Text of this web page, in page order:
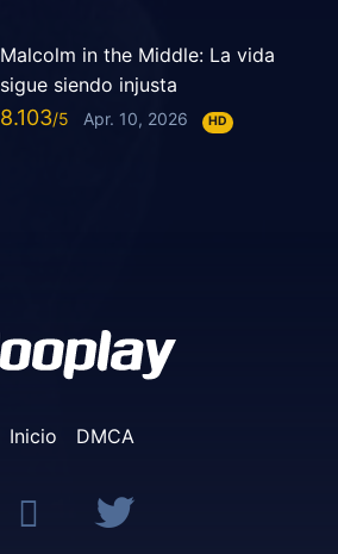
Malcolm in the Middle: La vida
sigue siendo injusta
8.103 Apr. 10, 2026 HD
Inicio DMCA